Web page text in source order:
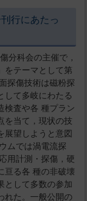
行にあたっ
分科会の主催で，
をテーマとして第
探傷技術は磁粉探
して多岐にわたる
検査や各 種プラン
を当て，現状の技
展望しようと意図
ムでは渦電流探
用計測・探傷，硬
亘る各 種の非破壊
として多数の参加
れた。一般公開の